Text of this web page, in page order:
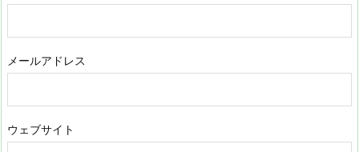
メールアドレス
ウェブサイト